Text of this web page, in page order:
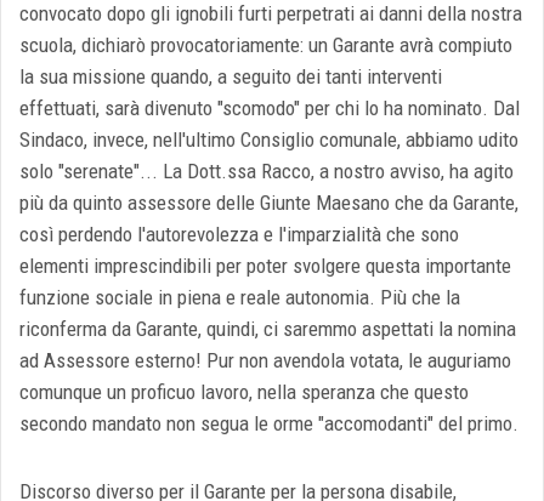
convocato dopo gli ignobili furti perpetrati ai danni della nostra
scuola, dichiarò provocatoriamente: un Garante avrà compiuto
la sua missione quando, a seguito dei tanti interventi
effettuati, sarà divenuto "scomodo" per chi lo ha nominato. Dal
Sindaco, invece, nell'ultimo Consiglio comunale, abbiamo udito
solo "serenate"... La Dott.ssa Racco, a nostro avviso, ha agito
più da quinto assessore delle Giunte Maesano che da Garante,
così perdendo l'autorevolezza e l'imparzialità che sono
elementi imprescindibili per poter svolgere questa importante
funzione sociale in piena e reale autonomia. Più che la
riconferma da Garante, quindi, ci saremmo aspettati la nomina
ad Assessore esterno! Pur non avendola votata, le auguriamo
comunque un proficuo lavoro, nella speranza che questo
secondo mandato non segua le orme "accomodanti" del primo.
Discorso diverso per il Garante per la persona disabile,